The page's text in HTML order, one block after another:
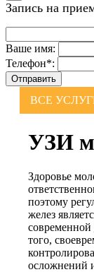
Запись на
Ваше имя:
Телефон*:
ВСЕ
УЗИ
Здоровье
поэтому
желез
современной
того,
осложнений